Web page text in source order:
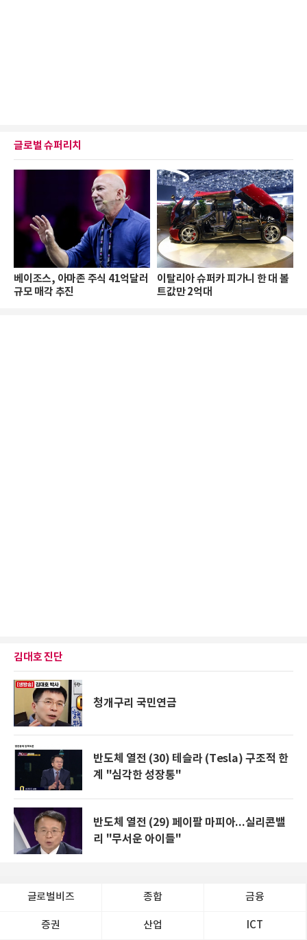
글로벌 슈퍼리치
베이조스, 아마존 주식 41억달러
규모 매각 추진
이탈리아 슈퍼카 피가니 한 대 볼
트값만 2억대
김대호 진단
청개구리 국민연금
반도체 열전 (30) 테슬라 (Tesla) 구조적 한
계 "심각한 성장통"
반도체 열전 (29) 페이팔 마피아...실리콘밸
리 "무서운 아이들"
글로벌비즈 종합 금융
증권 산업 ICT